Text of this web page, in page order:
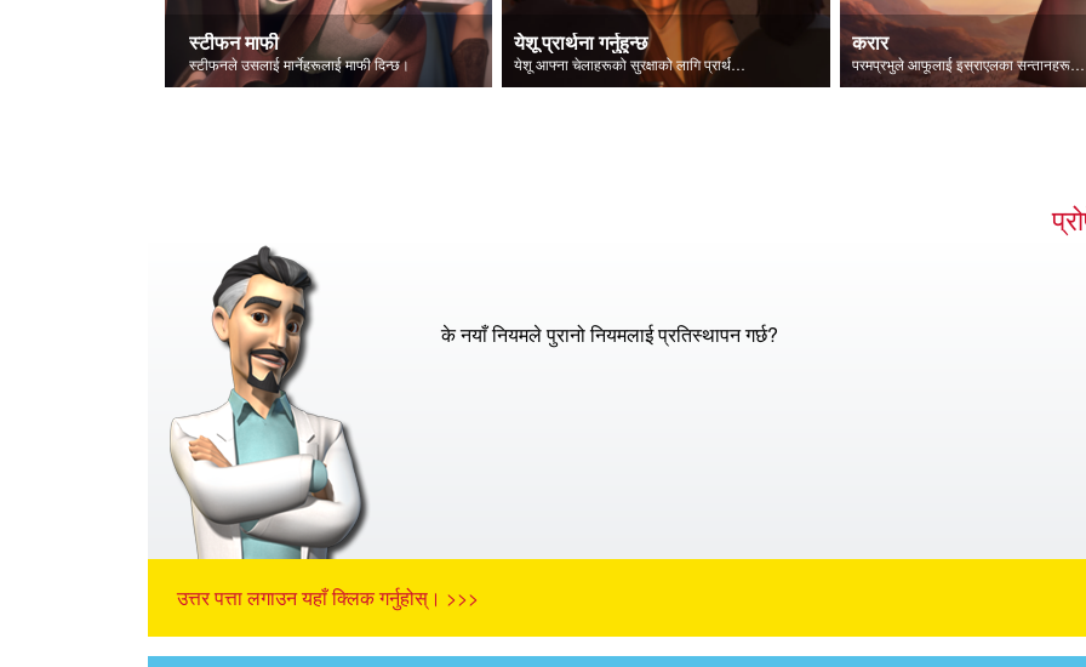
स्टीफन माफी
स्टीफनले उसलाई मार्नेहरूलाई माफी दिन्छ।
येशू प्रार्थना गर्नुहुन्छ
येशू आफ्ना चेलाहरूको सुरक्षाको लागि प्रार्थना गर्नुहुन्छ।
करार
परमप्रभुले आफूलाई इस्राएलका सन्तानहरूलाई प्रकट गर्नुहुन्छ।
के नयाँ नियमले पुरानो नियमलाई प्रतिस्थापन गर्छ?
उत्तर पत्ता लगाउन यहाँ क्लिक गर्नुहोस्। >>>